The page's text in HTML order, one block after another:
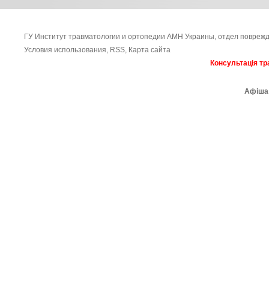
ГУ Институт травматологии и ортопедии АМН Украины, отдел
Условия использования, RSS, Карта сайта
Консультація